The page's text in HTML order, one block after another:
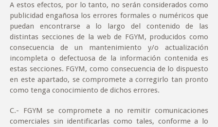
A estos efectos, por lo tanto, no serán considerados como
publicidad engañosa los errores formales o numéricos que
puedan encontrarse a lo largo del contenido de las
distintas secciones de la web de FGYM, producidos como
consecuencia de un mantenimiento y/o actualización
incompleta o defectuosa de la información contenida es
estas secciones. FGYM, como consecuencia de lo dispuesto
en este apartado, se compromete a corregirlo tan pronto
como tenga conocimiento de dichos errores.
C.- FGYM se compromete a no remitir comunicaciones
comerciales sin identificarlas como tales, conforme a lo